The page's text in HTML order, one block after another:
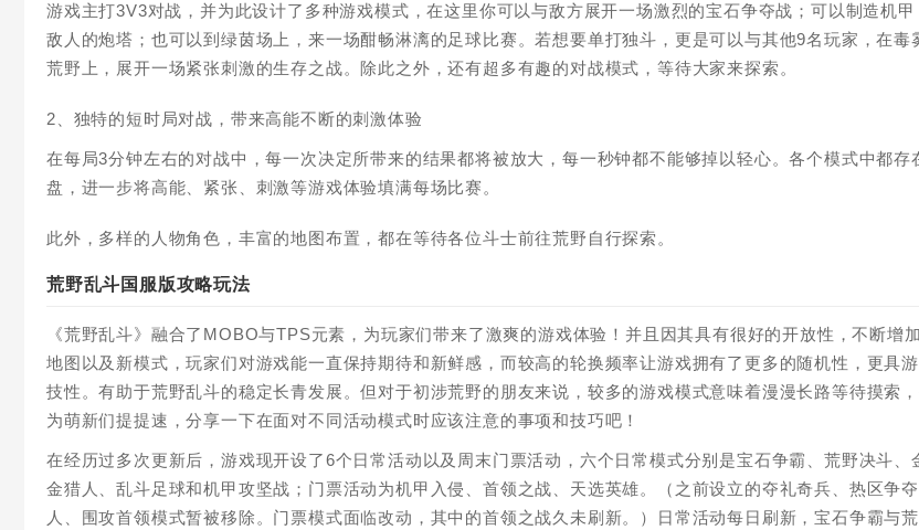
游戏主打3V3对战，并为此设计了多种游戏模式，在这里你可以与敌方展开一场激烈的宝石争夺战；可以制造机
敌人的炮塔；也可以到绿茵场上，来一场酣畅淋漓的足球比赛。若想要单打独斗，更是可以与其他9名玩家，在毒
荒野上，展开一场紧张刺激的生存之战。除此之外，还有超多有趣的对战模式，等待大家来探索。
2、独特的短时局对战，带来高能不断的刺激体验
在每局3分钟左右的对战中，每一次决定所带来的结果都将被放大，每一秒钟都不能够掉以轻心。各个模式中都存
盘，进一步将高能、紧张、刺激等游戏体验填满每场比赛。
此外，多样的人物角色，丰富的地图布置，都在等待各位斗士前往荒野自行探索。
荒野乱斗国服版攻略玩法
《荒野乱斗》融合了MOBO与TPS元素，为玩家们带来了激爽的游戏体验！并且因其具有很好的开放性，不断增
地图以及新模式，玩家们对游戏能一直保持期待和新鲜感，而较高的轮换频率让游戏拥有了更多的随机性，更具
技性。有助于荒野乱斗的稳定长青发展。但对于初涉荒野的朋友来说，较多的游戏模式意味着漫漫长路等待摸索
为萌新们提提速，分享一下在面对不同活动模式时应该注意的事项和技巧吧！
在经历过多次更新后，游戏现开设了6个日常活动以及周末门票活动，六个日常模式分别是宝石争霸、荒野决斗、
金猎人、乱斗足球和机甲攻坚战；门票活动为机甲入侵、首领之战、天选英雄。（之前设立的夺礼奇兵、热区争
人、围攻首领模式暂被移除。门票模式面临改动，其中的首领之战久未刷新。）日常活动每日刷新，宝石争霸与